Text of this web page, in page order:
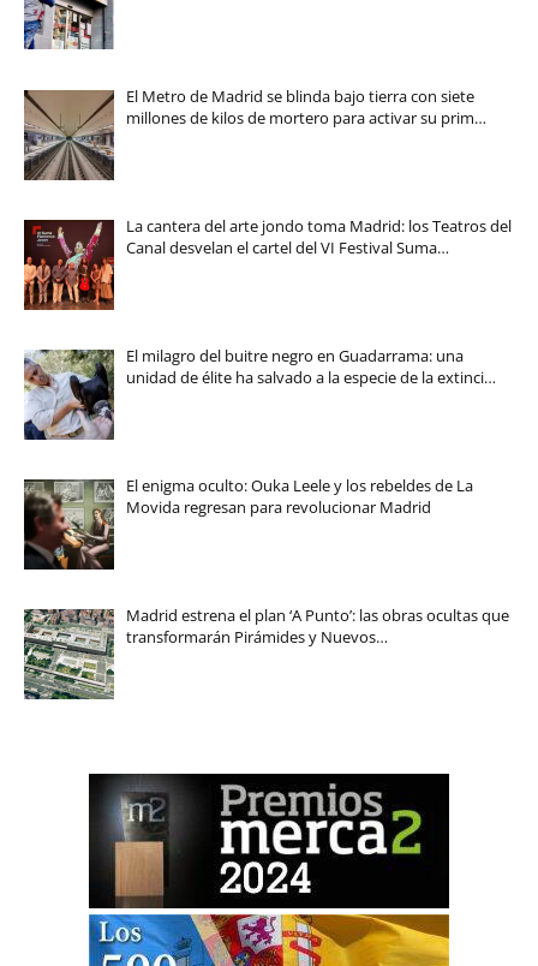
El Metro de Madrid se blinda bajo tierra con siete
millones de kilos de mortero para activar su prim…
La cantera del arte jondo toma Madrid: los Teatros del
Canal desvelan el cartel del VI Festival Suma…
El milagro del buitre negro en Guadarrama: una
unidad de élite ha salvado a la especie de la extinci…
El enigma oculto: Ouka Leele y los rebeldes de La
Movida regresan para revolucionar Madrid
Madrid estrena el plan ‘A Punto’: las obras ocultas que
transformarán Pirámides y Nuevos…